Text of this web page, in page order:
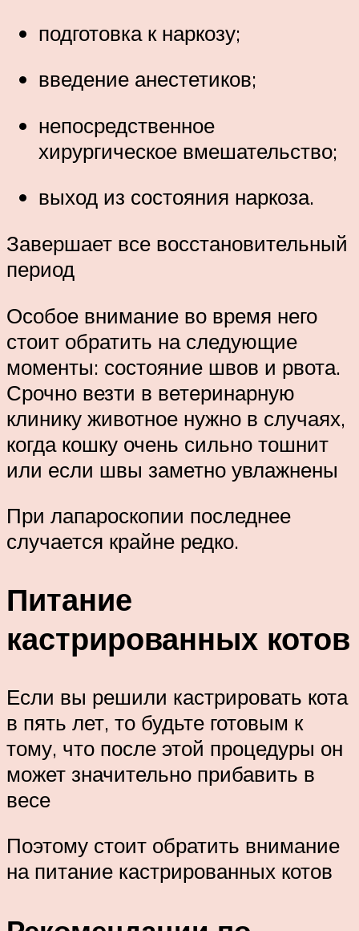
подготовка к наркозу;
введение анестетиков;
непосредственное
хирургическое вмешательство;
выход из состояния наркоза.
Завершает все восстановительный
период
Особое внимание во время него
стоит обратить на следующие
моменты: состояние швов и рвота.
Срочно везти в ветеринарную
клинику животное нужно в случаях,
когда кошку очень сильно тошнит
или если швы заметно увлажнены
При лапароскопии последнее
случается крайне редко.
Питание
кастрированных котов
Если вы решили кастрировать кота
в пять лет, то будьте готовым к
тому, что после этой процедуры он
может значительно прибавить в
весе
Поэтому стоит обратить внимание
на питание кастрированных котов